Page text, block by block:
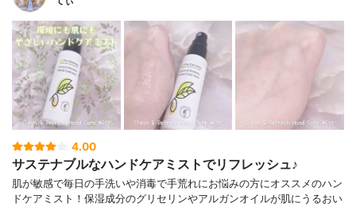
4.00
サステナブルなハンドケアミストでリフレッシュ♪
肌が敏感で毎日の手洗いや消毒で手荒れにお悩みの方にオススメのハン
ドケアミスト！保湿成分のグリセリンやアルガンオイルが肌にうるおい